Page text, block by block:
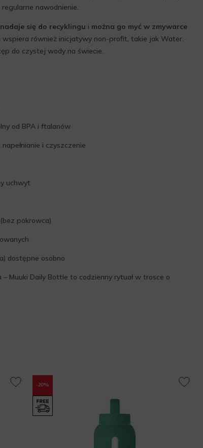
nawodnienie.
nadaje się do recyklingu i można go myć w zmywarce
wspiera również inicjatywy non-profit, takie jak Water.
do czystej wody na świecie.
od BPA i ftalanów
i czyszczenie
uchwyt
pokrowca)
dostępne osobno
– Muuki Daily Bottle to codzienny rytuał w trosce o
-20%